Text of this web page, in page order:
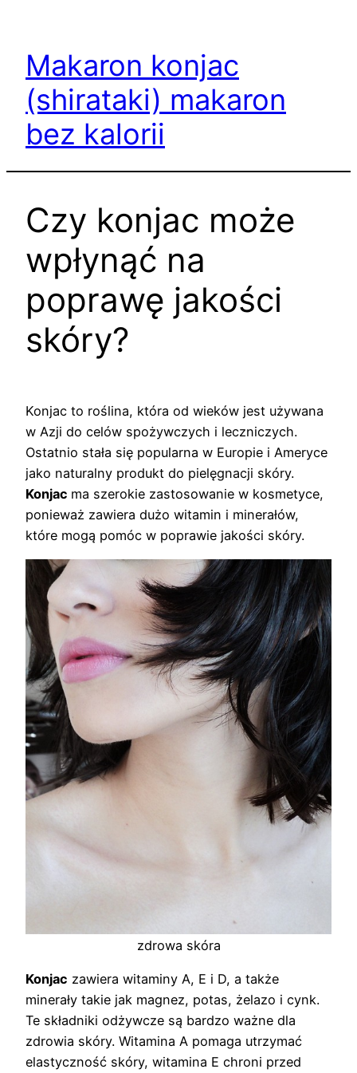
treściMakaron konjac
(shirataki) makaron
bez kalorii
Czy konjac może
wpłynąć na
poprawę jakości
skóry?
Konjac to roślina, która od wieków jest używana
w Azji do celów spożywczych i leczniczych.
Ostatnio stała się popularna w Europie i Ameryce
jako naturalny produkt do pielęgnacji skóry.
Konjac ma szerokie zastosowanie w kosmetyce,
ponieważ zawiera dużo witamin i minerałów,
które mogą pomóc w poprawie jakości skóry.
zdrowa skóra
Konjac zawiera witaminy A, E i D, a także
minerały takie jak magnez, potas, żelazo i cynk.
Te składniki odżywcze są bardzo ważne dla
zdrowia skóry. Witamina A pomaga utrzymać
elastyczność skóry, witamina E chroni przed